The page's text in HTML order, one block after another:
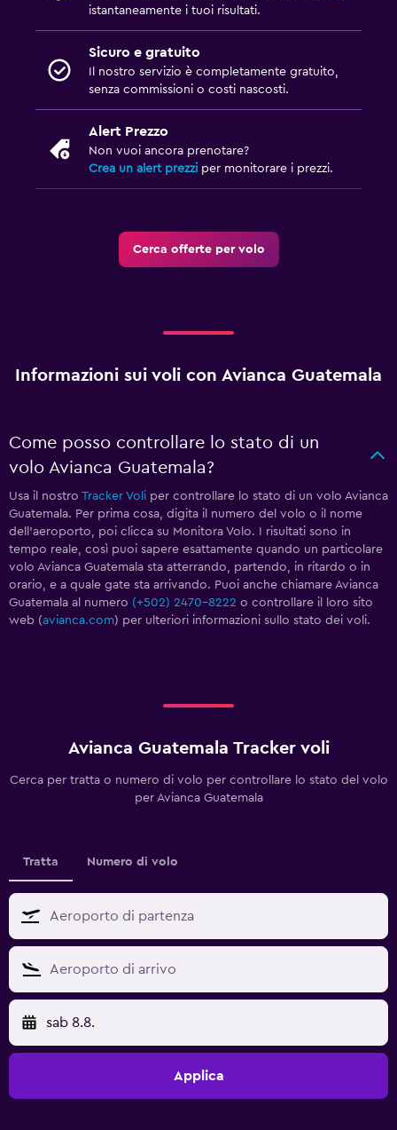
istantaneamente i tuoi risultati.
Sicuro e gratuito
Il nostro servizio è completamente gratuito,
senza commissioni o costi nascosti.
Alert Prezzo
Non vuoi ancora prenotare?
Crea un alert prezzi per monitorare i prezzi.
Cerca offerte per volo
Informazioni sui voli con Avianca Guatemala
Come posso controllare lo stato di un
volo Avianca Guatemala?
Usa il nostro Tracker Voli per controllare lo stato di un volo Avianca
Guatemala. Per prima cosa, digita il numero del volo o il nome
dell'aeroporto, poi clicca su Monitora Volo. I risultati sono in
tempo reale, così puoi sapere esattamente quando un particolare
volo Avianca Guatemala sta atterrando, partendo, in ritardo o in
orario, e a quale gate sta arrivando. Puoi anche chiamare Avianca
Guatemala al numero (+502) 2470-8222 o controllare il loro sito
web (avianca.com) per ulteriori informazioni sullo stato dei voli.
Avianca Guatemala Tracker voli
Cerca per tratta o numero di volo per controllare lo stato del volo
per Avianca Guatemala
Tratta Numero di volo
sab 8.8.
Applica